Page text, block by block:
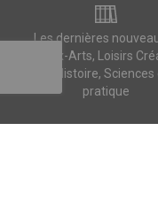
Les dernières
Beaux-Arts, Loisirs
Jeux, Histoire, Sciences
pratique